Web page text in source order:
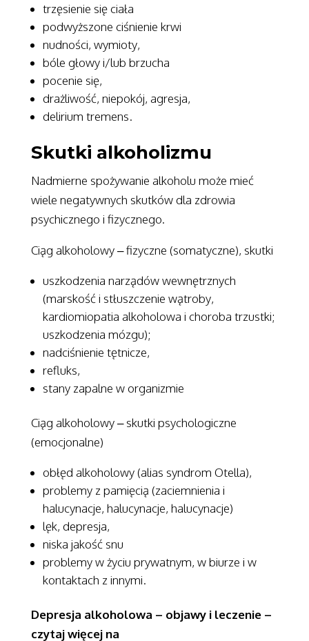
trzęsienie się ciała
podwyższone ciśnienie krwi
nudności, wymioty,
bóle głowy i/lub brzucha
pocenie się,
drażliwość, niepokój, agresja,
delirium tremens.
Skutki alkoholizmu
Nadmierne spożywanie alkoholu może mieć
wiele negatywnych skutków dla zdrowia
psychicznego i fizycznego.
Ciąg alkoholowy – fizyczne (somatyczne), skutki
uszkodzenia narządów wewnętrznych
(marskość i stłuszczenie wątroby,
kardiomiopatia alkoholowa i choroba trzustki;
uszkodzenia mózgu);
nadciśnienie tętnicze,
refluks,
stany zapalne w organizmie
Ciąg alkoholowy – skutki psychologiczne
(emocjonalne)
obłęd alkoholowy (alias syndrom Otella),
problemy z pamięcią (zaciemnienia i
halucynacje, halucynacje, halucynacje)
lęk, depresja,
niska jakość snu
problemy w życiu prywatnym, w biurze i w
kontaktach z innymi.
Depresja alkoholowa – objawy i leczenie –
czytaj więcej na